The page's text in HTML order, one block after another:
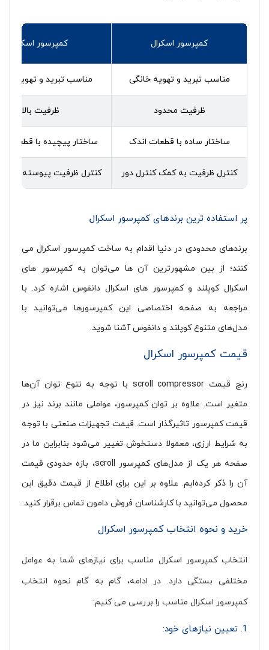
کمپرسور اسکرال کمپرسور اسکرو
مناسب تبرید و تهویه خانگی مناسب تبرید و تهویه
ظرفیت محدود ظرفیت بالا
ساختار ساده با قطعات اندک ساختار پیچیده با قطعات
کنترل ظرفیت به کمک کنترل دور کنترل ظرفیت پیوسته و
پر استفاده ترین برندهای کمپرسور اسکرال
برندهای محدودی در دنیا اقدام به ساخت کمپرسور اسکرال می
کنند؛ از بین مشهورترین آن ها می‌توان به کمپرسور های
اسکرال کوپلند و کمپرسور های اسکرال دانفوس اشاره کرد. با
مراجعه به صفحه اختصاصی این کمپرسورها می‌توانید با
مدل‌های متنوع کوپلند و دانفوس آشنا شوید.
قیمت کمپرسور اسکرال
رنج قیمت scroll compressor با توجه به تنوع توان آن‌ها
متغیر است. علاوه بر توان کمپرسور، عواملی مانند برند نیز در
قیمت کمپرسور تاثیرگذار است. قیمت تجهیزات صنعتی با توجه
به شرایط ارزی، معمولا دستخوش تغییر می‌شود بنابراین ما در
صفحه هر یک از مدل‌های کمپرسور scroll، بازه حدودی قیمت
آن را ذکر کرده‌ایم. علاوه بر این برای اطلاع از قیمت دقیق این
محصول می‌توانید با کارشناسان فروش دامون تماس برقرار کنید.
خرید و نحوه انتخاب کمپرسور اسکرال
انتخاب کمپرسور اسکرال مناسب برای نیازهای شما به عوامل
مختلفی بستگی دارد. در ادامه، گام به گام نحوه انتخاب
کمپرسور اسکرال مناسب را بررسی می کنیم:
1. تعیین نیازهای خود: